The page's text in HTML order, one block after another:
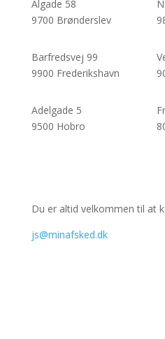
Algade 58
9700 Brønderslev
Barfredsvej 99
9900 Frederikshavn
Adelgade 5
9500 Hobro
Du er altid velkommen til at
js@minafsked.dk